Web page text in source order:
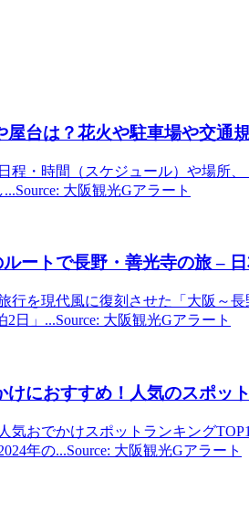
屋台は？花火や駐車場や交通
程・時間（スケジュール）や場所
大阪観光Gアラート
ルートで長野・善光寺の旅 –
行を現代風に復刻させた「大阪～
日」...Source: 大阪観光Gアラート
けにおすすめ！人気のスポッ
気おでかけスポットランキング
年の...Source: 大阪観光Gアラート